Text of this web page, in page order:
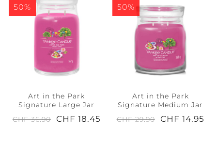
50%
Art in the Park
Signature Large Jar
CHF 36.90
CHF 18.45
50%
Art in the Park
Signature Medium Jar
CHF 29.90
CHF 14.95